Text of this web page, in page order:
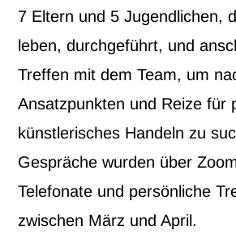
7 Eltern und 5 Jugendlichen,
leben, durchgeführt, und
Treffen mit dem Team, um
Ansatzpunkten und Reize für
künstlerisches Handeln zu
Gespräche wurden über
Telefonate und persönliche
zwischen März und April.